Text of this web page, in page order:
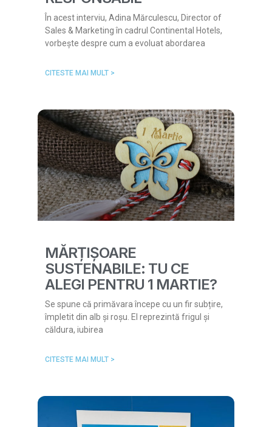
În acest interviu, Adina Mărculescu, Director of
Sales & Marketing în cadrul Continental Hotels,
vorbește despre cum a evoluat abordarea
CITESTE MAI MULT >
MĂRȚIȘOARE
SUSTENABILE: TU CE
ALEGI PENTRU 1 MARTIE?
Se spune că primăvara începe cu un fir subțire,
împletit din alb și roșu. El reprezintă frigul și
căldura, iubirea
CITESTE MAI MULT >